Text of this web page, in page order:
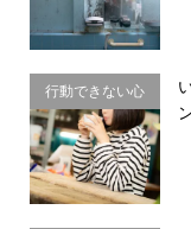
行動できない心
理・思い込み